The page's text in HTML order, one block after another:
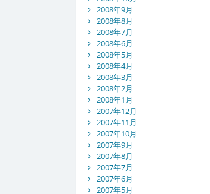
2008年9月
2008年8月
2008年7月
2008年6月
2008年5月
2008年4月
2008年3月
2008年2月
2008年1月
2007年12月
2007年11月
2007年10月
2007年9月
2007年8月
2007年7月
2007年6月
2007年5月